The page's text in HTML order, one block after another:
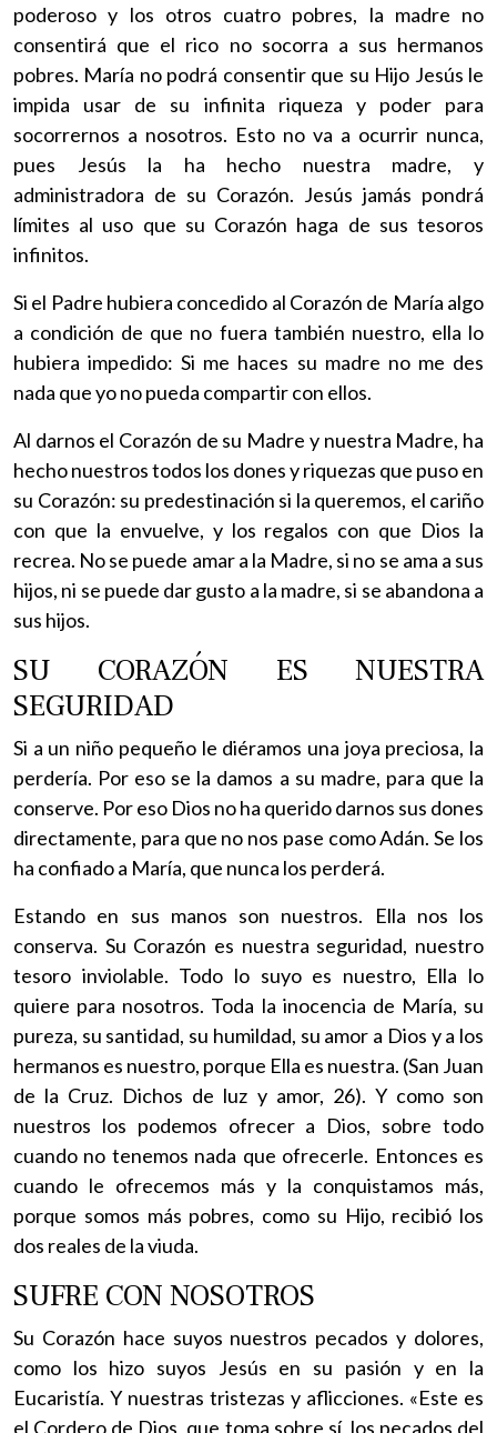
poderoso y los otros cuatro pobres, la madre no
consentirá que el rico no socorra a sus hermanos
pobres. María no podrá consentir que su Hijo Jesús le
impida usar de su infinita riqueza y poder para
socorrernos a nosotros. Esto no va a ocurrir nunca,
pues Jesús la ha hecho nuestra madre, y
administradora de su Corazón. Jesús jamás pondrá
límites al uso que su Corazón haga de sus tesoros
infinitos.
Si el Padre hubiera concedido al Corazón de María algo
a condición de que no fuera también nuestro, ella lo
hubiera impedido: Si me haces su madre no me des
nada que yo no pueda compartir con ellos.
Al darnos el Corazón de su Madre y nuestra Madre, ha
hecho nuestros todos los dones y riquezas que puso en
su Corazón: su predestinación si la queremos, el cariño
con que la envuelve, y los regalos con que Dios la
recrea. No se puede amar a la Madre, si no se ama a sus
hijos, ni se puede dar gusto a la madre, si se abandona a
sus hijos.
SU CORAZÓN ES NUESTRA
SEGURIDAD
Si a un niño pequeño le diéramos una joya preciosa, la
perdería. Por eso se la damos a su madre, para que la
conserve. Por eso Dios no ha querido darnos sus dones
directamente, para que no nos pase como Adán. Se los
ha confiado a María, que nunca los perderá.
Estando en sus manos son nuestros. Ella nos los
conserva. Su Corazón es nuestra seguridad, nuestro
tesoro inviolable. Todo lo suyo es nuestro, Ella lo
quiere para nosotros. Toda la inocencia de María, su
pureza, su santidad, su humildad, su amor a Dios y a los
hermanos es nuestro, porque Ella es nuestra. (San Juan
de la Cruz. Dichos de luz y amor, 26). Y como son
nuestros los podemos ofrecer a Dios, sobre todo
cuando no tenemos nada que ofrecerle. Entonces es
cuando le ofrecemos más y la conquistamos más,
porque somos más pobres, como su Hijo, recibió los
dos reales de la viuda.
SUFRE CON NOSOTROS
Su Corazón hace suyos nuestros pecados y dolores,
como los hizo suyos Jesús en su pasión y en la
Eucaristía. Y nuestras tristezas y aflicciones. «Este es
el Cordero de Dios, que toma sobre sí, los pecados del